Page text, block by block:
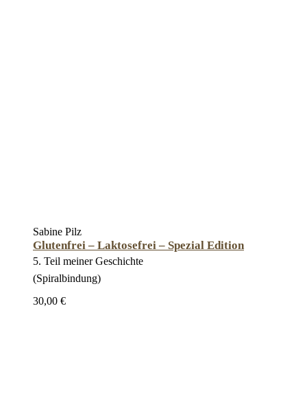
Sabine Pilz
Glutenfrei – Laktosefrei – Spezial Edition
5. Teil meiner Geschichte
(Spiralbindung)
30,00 €